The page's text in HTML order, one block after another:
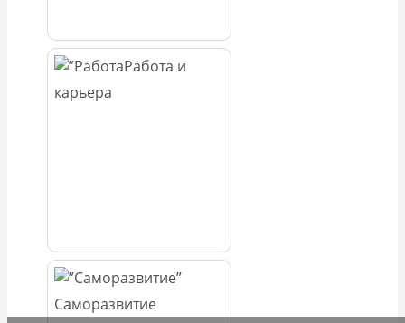
Работа и
карьера
Саморазвитие